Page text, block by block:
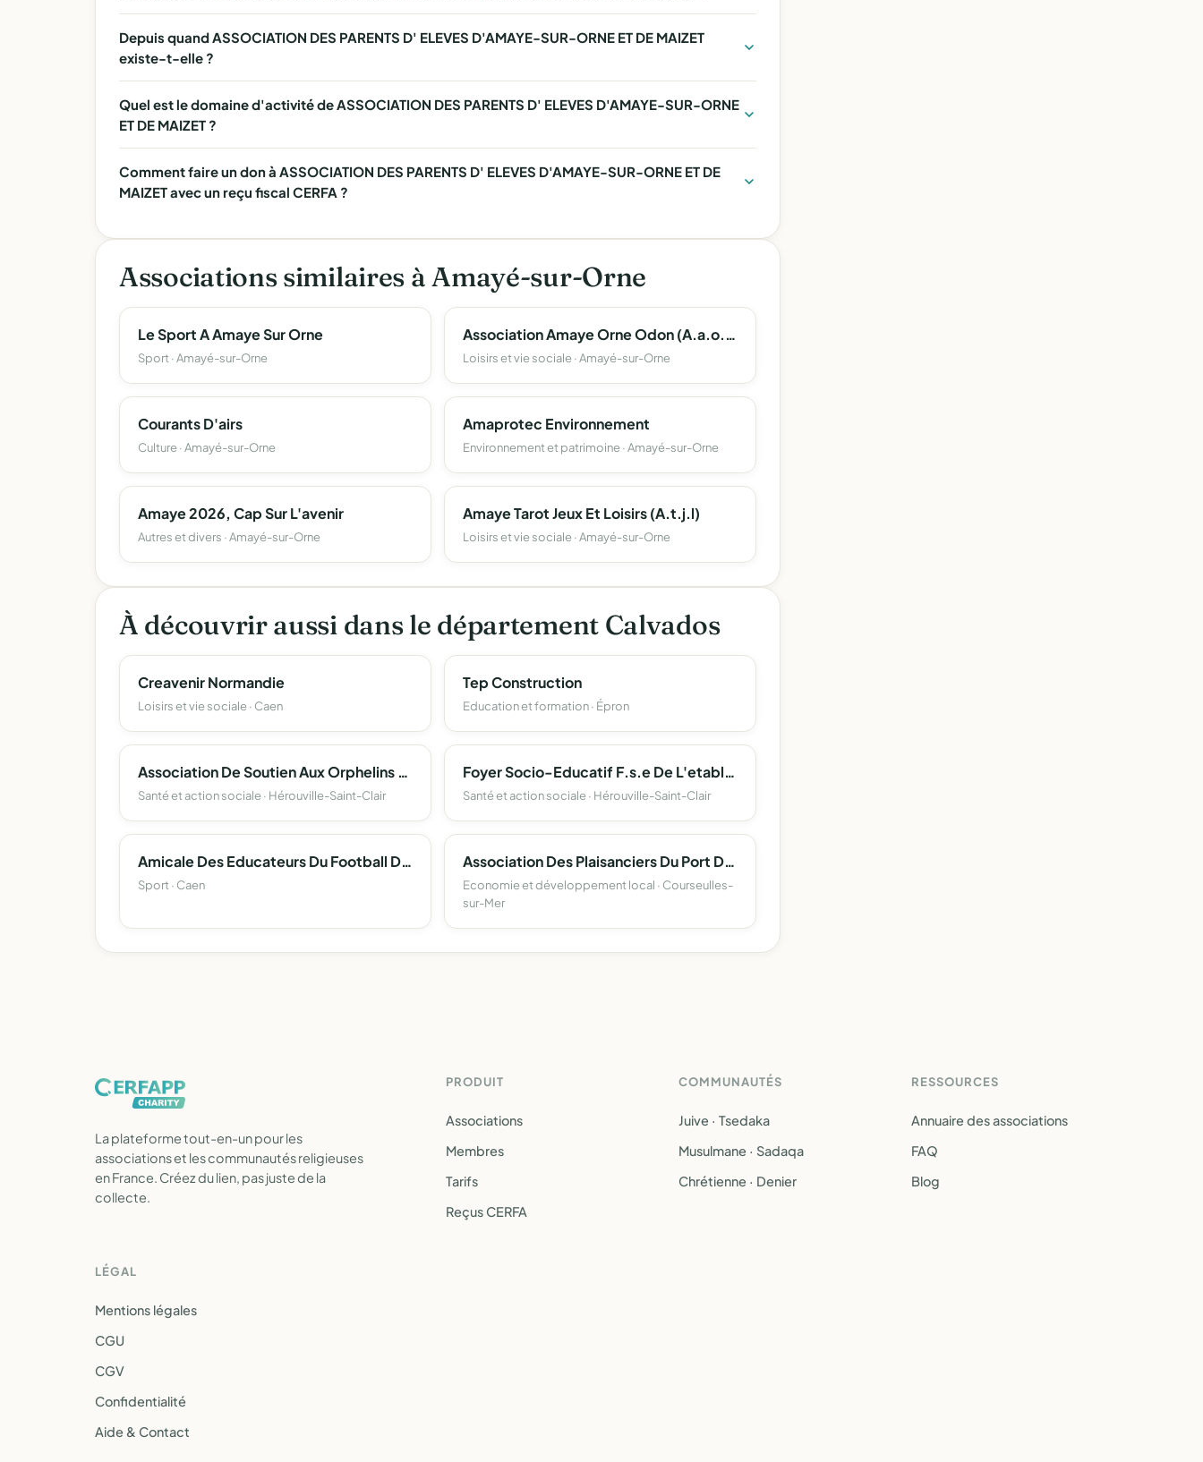
Depuis quand ASSOCIATION DES PARENTS D' ELEVES D'AMAYE-SUR-ORNE ET DE MAIZET
existe-t-elle ?
Quel est le domaine d'activité de ASSOCIATION DES PARENTS D' ELEVES D'AMAYE-SUR-ORNE
ET DE MAIZET ?
Comment faire un don à ASSOCIATION DES PARENTS D' ELEVES D'AMAYE-SUR-ORNE ET DE
MAIZET avec un reçu fiscal CERFA ?
Associations similaires à Amayé-sur-Orne
Le Sport A Amaye Sur Orne
Sport · Amayé-sur-Orne
Association Amaye Orne Odon (A.a.o.o)
Loisirs et vie sociale · Amayé-sur-Orne
Courants D'airs
Culture · Amayé-sur-Orne
Amaprotec Environnement
Environnement et patrimoine · Amayé-sur-Orne
Amaye 2026, Cap Sur L'avenir
Autres et divers · Amayé-sur-Orne
Amaye Tarot Jeux Et Loisirs (A.t.j.l)
Loisirs et vie sociale · Amayé-sur-Orne
À découvrir aussi dans le département Calvados
Creavenir Normandie
Loisirs et vie sociale · Caen
Tep Construction
Education et formation · Épron
Association De Soutien Aux Orphelins Du Genocide Rwandais
Santé et action sociale · Hérouville-Saint-Clair
Foyer Socio-Educatif F.s.e De L'etablissement Regional D'enseignement Adapte Yvonne Guegan
Santé et action sociale · Hérouville-Saint-Clair
Amicale Des Educateurs Du Football Du Calvados
Sport · Caen
Association Des Plaisanciers Du Port De Courseulles
Economie et développement local · Courseulles-
sur-Mer
La plateforme tout-en-un pour les
associations et les communautés religieuses
en France. Créez du lien, pas juste de la
collecte.
PRODUIT
Associations
Membres
Tarifs
Reçus CERFA
COMMUNAUTÉS
Juive · Tsedaka
Musulmane · Sadaqa
Chrétienne · Denier
RESSOURCES
Annuaire des associations
FAQ
Blog
LÉGAL
Mentions légales
CGU
CGV
Confidentialité
Aide & Contact